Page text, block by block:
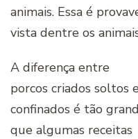
animais. Essa é
vista dentre os
A diferença entre
porcos criados soltos
confinados é tão
que algumas receitas